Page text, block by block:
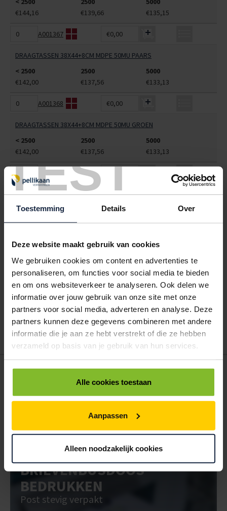
TEST
Toestemming Details Over
Deze website maakt gebruik van cookies
We gebruiken cookies om content en advertenties te
personaliseren, om functies voor social media te bieden
en om ons websiteverkeer te analyseren. Ook delen we
informatie over jouw gebruik van onze site met onze
partners voor social media, adverteren en analyse. Deze
partners kunnen deze gegevens combineren met andere
informatie die je aan ze hebt verstrekt of die ze hebben
verzameld op basis van je gebruik van hun services.
Alle cookies toestaan
Aanpassen
Alleen noodzakelijk cookies
€144,16
€139,66 €135,15
A001367 €0,00
DRAAGTASSEN 38X44+8CM MDPE 50MU PAARS
< 2500
2500
5000
€142,00
€137,56 €133,13
A001368 €0,00
DRAAGTASSEN 38X44+8CM MDPE 50MU GROEN
< 2500
2500
5000
€142,00
€137,56 €133,13
A001369
DRAAGTASSEN 38X44+8CM MDPE 50MU BLAUW
< 2500
€142,00
€137,56 €133,13
Hoe werkt een bestellijst?
Wanneer u bent ingelogd, kunt u een eigen bestellijst maken.
Gebruik bestel- en offertelijsten om eenvoudig en snel producten
te bestellen. Uw bestel- en offertelijsten kunt u terugvinden in uw
account. Dat pakt altijd goed uit voor uw administratie!
POSTDOOS BEDRUKKEN
Voor een veilige verzending
VOOR BOEKEN TOT ONDERDELEN
BRIEVENBUSDOOS
BEDRUKKEN
Post stevig verpakt